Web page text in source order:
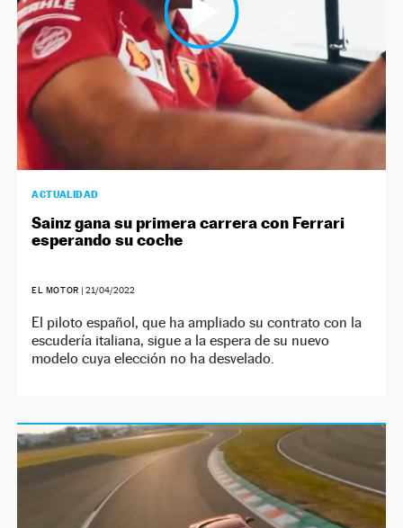
ACTUALIDAD
Sainz gana su primera carrera con Ferrari
esperando su coche
EL MOTOR | 21/04/2022
El piloto español, que ha ampliado su contrato con la
escudería italiana, sigue a la espera de su nuevo
modelo cuya elección no ha desvelado.